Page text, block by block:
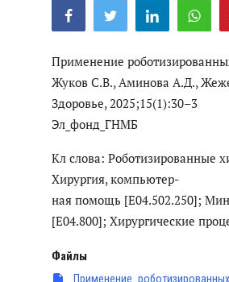
История здравоохранения Узбекистана
Периодические издания
Медики Узбекистана
Фотогалерея
Применение
Жуков С.В., Аминова А.Д.,
Здоровье, 2025;15(1):30–3
Эл_фонд_ГНМБ
Кл слова: Роботизированные
Хирургия, компьютер-
ная помощь [E04.502.250];
[E04.800]; Хирургические
Файлы